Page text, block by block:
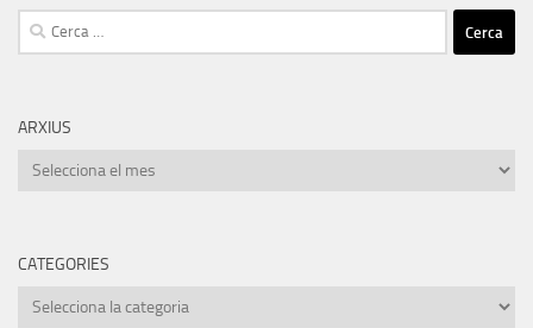
Cerca:
ARXIUS
Arxius
CATEGORIES
Categories